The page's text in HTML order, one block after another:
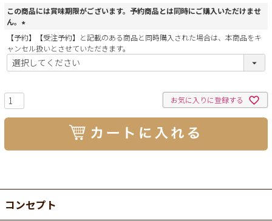
この商品には賞味期限がございます。予約商品とは同時にご購入いただけませ
ん。
(
必
須
)
【予約】【受注予約】と記載のある商品と同時購入された場合は、本商品をキ
ャンセル扱いとさせていただきます。
お気に入りに登録する
コンセプト